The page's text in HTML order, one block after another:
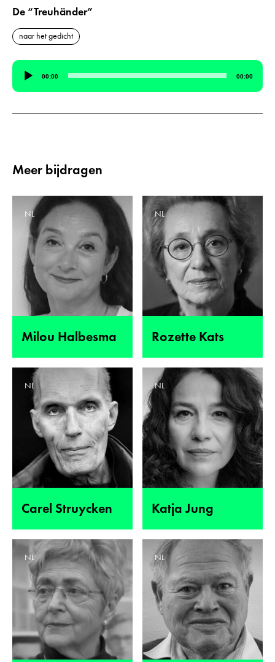
De “Treuhänder”
naar het gedicht
Audiospeler
00:00 00:00
Meer bijdragen
Milou Halbesma
NL
Rozette Kats
NL
Carel Struycken
NL
Katja Jung
NL
NL NL